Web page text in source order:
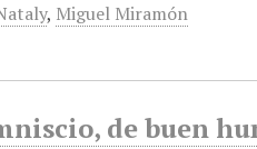
, Miguel Miramón
de buen